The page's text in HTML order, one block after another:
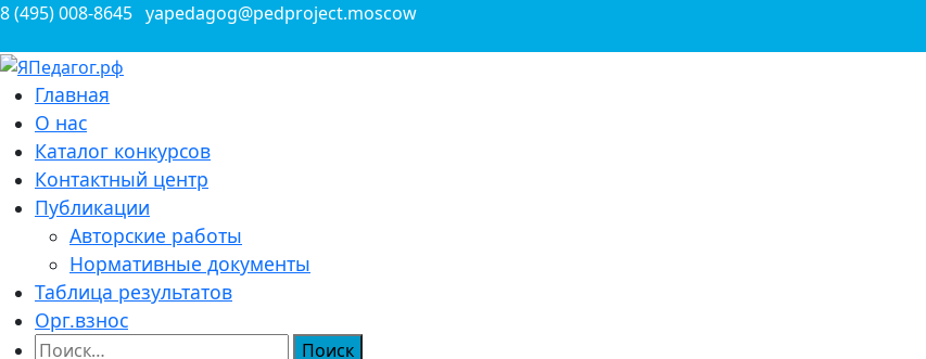
Перейти
содержимому
8 (495) 008-8645 yapedagog@pedproject.moscow
ЯПедагог.рф
Всероссийские конкурсы для педагогов
Главная
О нас
Каталог конкурсов
Контактный центр
Публикации
Авторские работы
Нормативные документы
Таблица результатов
Орг.взнос
Найти: